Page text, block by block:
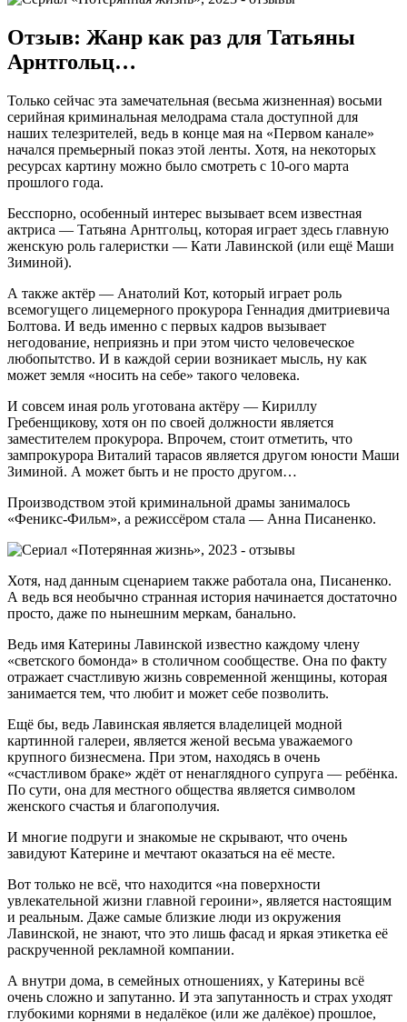
Отзыв: Жанр как раз для Татьяны
Арнтгольц…
Только сейчас эта замечательная (весьма жизненная) восьми
серийная криминальная мелодрама стала доступной для
наших телезрителей, ведь в конце мая на «Первом канале»
начался премьерный показ этой ленты. Хотя, на некоторых
ресурсах картину можно было смотреть с 10-ого марта
прошлого года.
Бесспорно, особенный интерес вызывает всем известная
актриса — Татьяна Арнтгольц, которая играет здесь главную
женскую роль галеристки — Кати Лавинской (или ещё Маши
Зиминой).
А также актёр — Анатолий Кот, который играет роль
всемогущего лицемерного прокурора Геннадия дмитриевича
Болтова. И ведь именно с первых кадров вызывает
негодование, неприязнь и при этом чисто человеческое
любопытство. И в каждой серии возникает мысль, ну как
может земля «носить на себе» такого человека.
И совсем иная роль уготована актёру — Кириллу
Гребенщикову, хотя он по своей должности является
заместителем прокурора. Впрочем, стоит отметить, что
зампрокурора Виталий тарасов является другом юности Маши
Зиминой. А может быть и не просто другом…
Производством этой криминальной драмы занималось
«Феникс-Фильм», а режиссёром стала — Анна Писаненко.
Хотя, над данным сценарием также работала она, Писаненко.
А ведь вся необычно странная история начинается достаточно
просто, даже по нынешним меркам, банально.
Ведь имя Катерины Лавинской известно каждому члену
«светского бомонда» в столичном сообществе. Она по факту
отражает счастливую жизнь современной женщины, которая
занимается тем, что любит и может себе позволить.
Ещё бы, ведь Лавинская является владелицей модной
картинной галереи, является женой весьма уважаемого
крупного бизнесмена. При этом, находясь в очень
«счастливом браке» ждёт от ненаглядного супруга — ребёнка.
По сути, она для местного общества является символом
женского счастья и благополучия.
И многие подруги и знакомые не скрывают, что очень
завидуют Катерине и мечтают оказаться на её месте.
Вот только не всё, что находится «на поверхности
увлекательной жизни главной героини», является настоящим
и реальным. Даже самые близкие люди из окружения
Лавинской, не знают, что это лишь фасад и яркая этикетка её
раскрученной рекламной компании.
А внутри дома, в семейных отношениях, у Катерины всё
очень сложно и запутанно. И эта запутанность и страх уходят
глубокими корнями в недалёкое (или же далёкое) прошлое,